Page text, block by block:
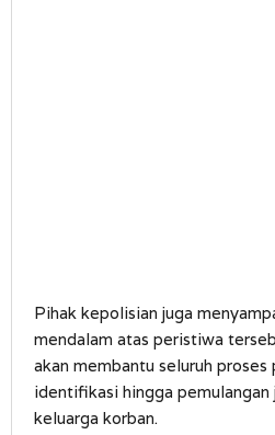
Pihak kepolisian juga
mendalam atas peristiwa
akan membantu seluruh proses
identifikasi hingga pemulangan
keluarga korban.